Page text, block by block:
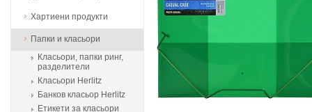
Хартиени продукти
Папки и класьори
Класьори, папки ринг,
разделители
Класьори Herlitz
Банков класьор Herlitz
Етикети за класьори